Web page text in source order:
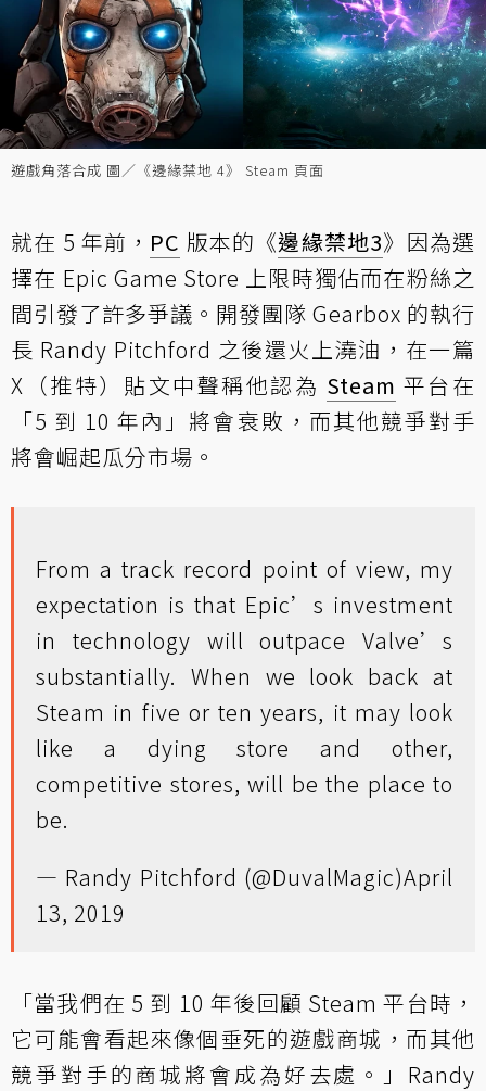
遊戲角落合成 圖／《邊緣禁地 4》 Steam 頁面
就在 5 年前， PC 版本的《邊緣禁地3》因為選
擇在 Epic Game Store 上限時獨佔而在粉絲之
間引發了許多爭議。開發團隊 Gearbox 的執行
長 Randy Pitchford 之後還火上澆油，在一篇
X（推特）貼文中聲稱他認為 Steam 平台在
「5 到 10 年內」將會衰敗，而其他競爭對手
將會崛起瓜分市場。
From a track record point of view, my
expectation is that Epic’s investment
in technology will outpace Valve’s
substantially. When we look back at
Steam in five or ten years, it may look
like a dying store and other,
competitive stores, will be the place to
be.
— Randy Pitchford (@DuvalMagic)April
13, 2019
「當我們在 5 到 10 年後回顧 Steam 平台時，
它可能會看起來像個垂死的遊戲商城，而其他
競爭對手的商城將會成為好去處。」Randy